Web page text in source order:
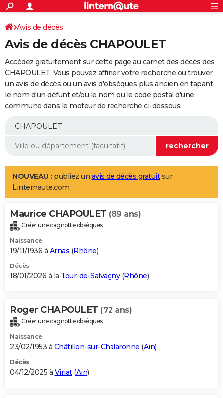
ACTUALITÉS
Politique
Société
Faits Divers
Education
Monde
Villes
+
SPORT
Coupe du monde 2026
Football
Tennis
Cyclisme
Rugby
Forum
Programme TV
TNT
Streaming
Cinéma
Sorties cinéma
Musique
+
FINANCE
Impôts
Immobilier
Risques naturels par ville
Banque
Assurance
Crédit
AUTO
Essais
Réserver un essai
Citadines
Berlines
SUV
Forum auto
+
Mobiles
Meilleur smartphone
Internet
Ordinateurs
Jeux vidéo
Guide high-tech
Aménagement intérieur
LIFESTYLE
Art de vivre
Bien-être
Loisirs
Mode
Modes de vie
Alimentation
Guide de la santé
Maladies
Médicaments
Sommeil
VOYAGE
Destinations
City break
Voyage nature
Voyage de noces
Forum
Climat
+PHOTO
GUIDES D'ACHAT
BONS PLANS
Carte de Noël
Carte Bonne année
Carte Saint-Valentin
Carte Pâques
Carte d'anniversaire
DICTIONNAIRE
Dictionnaire
Biographies
Citations
Expressions
Proverbes
PROGRAMME TV
S'inscrire
Se connecter
Lycées
Collèges
Primaires
Universités
Entreprises
Service militaire
Avis de recherche
AVIS DE DÉCÈS
Avis de décès
Avis de décès CHAPOULET
Accédez gratuitement sur cette page au carnet des décès des
CHAPOULET. Vous pouvez affiner votre recherche ou trouver
un avis de décès ou un avis d'obsèques plus ancien en tapant
le nom d'un défunt et/ou le nom ou le code postal d'une
commune dans le moteur de recherche ci-dessous.
NOUVEAU : publiez un avis de décès gratuitsur
Linternaute.com
Maurice CHAPOULET (89 ans)
Créer une cagnotte obsèques
Naissance
19/11/1936 à Arnas (Rhône)
Décès
18/01/2026 à la Tour-de-Salvagny(Rhône)
Roger CHAPOULET (72 ans)
Créer une cagnotte obsèques
Naissance
23/02/1953 à Châtillon-sur-Chalaronne (Ain)
Décès
04/12/2025 à Viriat(Ain)